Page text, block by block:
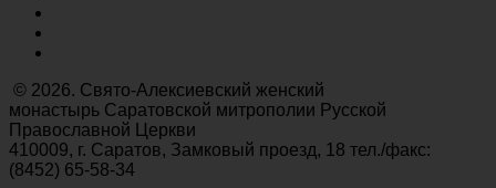
© 2026. Свято-Алексиевский женский
монастырь Саратовской митрополии Русской
Православной Церкви
410009, г. Саратов, Замковый проезд, 18 тел./факс:
(8452) 65-58-34